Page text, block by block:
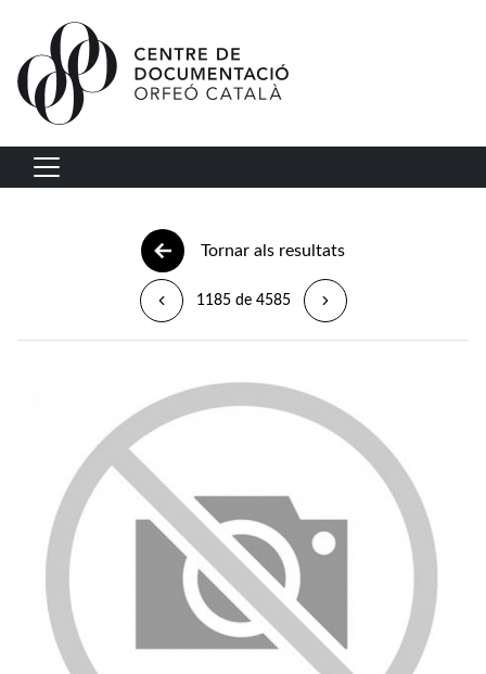
Vés al contingut
Navegació principal
Tornar als resultats
1185 de 4585